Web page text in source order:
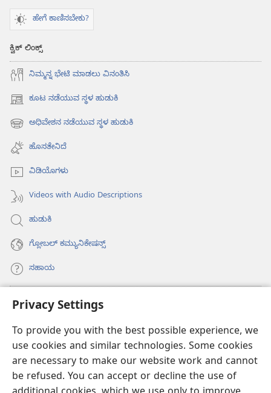
Privacy Settings
To provide you with the best possible experience, we
use cookies and similar technologies. Some cookies
are necessary to make our website work and cannot
be refused. You can accept or decline the use of
ಹೇಗೆ ಕಾಣಿಸಬೇಕು?
ಕ್ವಿಕ್ ಲಿಂಕ್ಸ್
ನಿಮ್ಮನ್ನ ಭೇಟಿ ಮಾಡಲು ವಿನಂತಿಸಿ
ಕೂಟ ನಡೆಯುವ ಸ್ಥಳ ಹುಡುಕಿ
(opens
new
window)
ಅಧಿವೇಶನ ನಡೆಯುವ ಸ್ಥಳ ಹುಡುಕಿ
(opens
new
window)
ಹೊಸತೇನಿದೆ
ವಿಡಿಯೊಗಳು
Videos with Audio Descriptions
ಹುಡುಕಿ
ಗ್ಲೋಬಲ್‌ ಕಮ್ಯುನಿಕೇಷನ್ಸ್‌
ಸಹಾಯ
ಕಾಣಿಕೆಗಳು
(opens
window)ವಾಚ್‌ಟವರ್‌ ಆನ್‌ಲೈನ್‌ ಲೈಬ್ರರಿ
(opens
new
window)JW Hub®
(opens
new